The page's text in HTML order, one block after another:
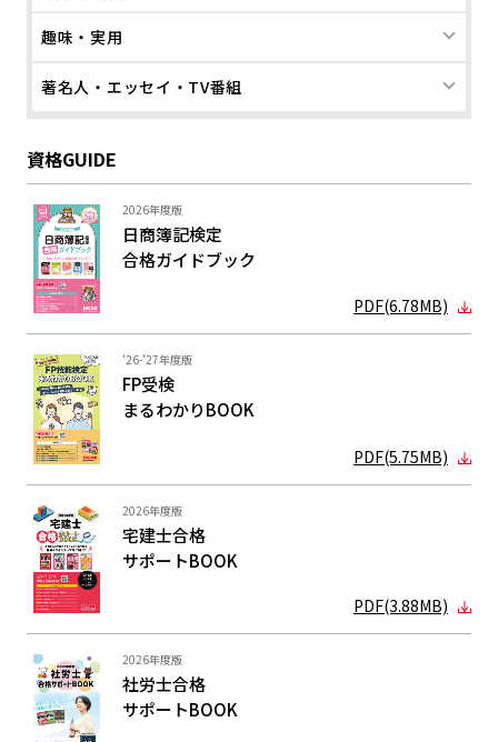
趣味・実用
著名人・エッセイ・TV番組
資格GUIDE
2026年度版
日商簿記検定
合格ガイドブック
PDF(6.78MB)
'26-'27年度版
FP受検
まるわかりBOOK
PDF(5.75MB)
2026年度版
宅建士合格
サポートBOOK
PDF(3.88MB)
2026年度版
社労士合格
サポートBOOK